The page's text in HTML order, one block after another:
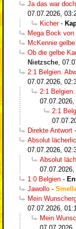
Ja das war
07.07.2026,
Kicher-
Mega Bock von
McKennie
Ob die gelbe
Nietzsche
2:1 Belgien.
07.07.2026,
2:1
2:1
Direkte Antwort -
Absolut
07.07.2026,
Absolut
1:0 Belgien -
Jawollo -
Mein
07.07.2026,
Mein